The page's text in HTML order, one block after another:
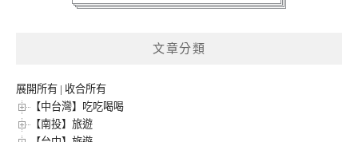
文章分類
展開所有 | 收合所有
【中台灣】吃吃喝喝
【南投】旅遊